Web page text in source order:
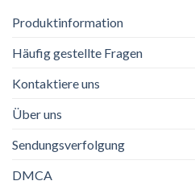
Produktinformation
Häufig gestellte Fragen
Kontaktiere uns
Über uns
Sendungsverfolgung
DMCA